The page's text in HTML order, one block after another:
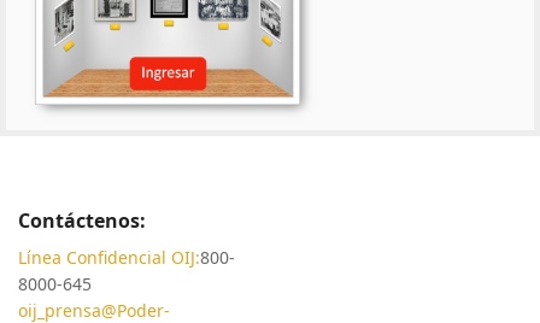
Contáctenos:
Línea Confidencial OIJ:800-
8000-645
oij_prensa@Poder-